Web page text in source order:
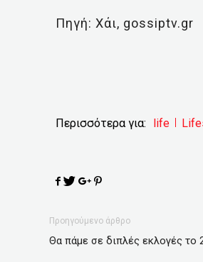
Πηγή: Χάι, gossiptv.gr
Περισσότερα για: life
Προηγούμενο άρθρο
Θα πάμε σε διπλές εκλογές το